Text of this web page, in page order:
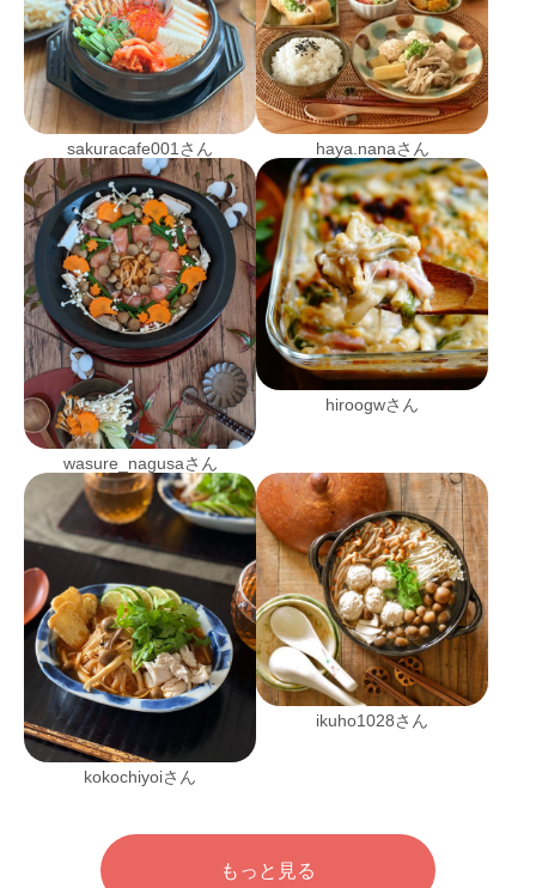
sakuracafe001さん haya.nanaさん
wasure_nagusaさん
hiroogwさん
kokochiyoiさん
ikuho1028さん
もっと見る